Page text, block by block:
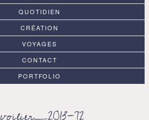
QUOTIDIEN
CRÉATION
VOYAGES
CONTACT
PORTFOLIO